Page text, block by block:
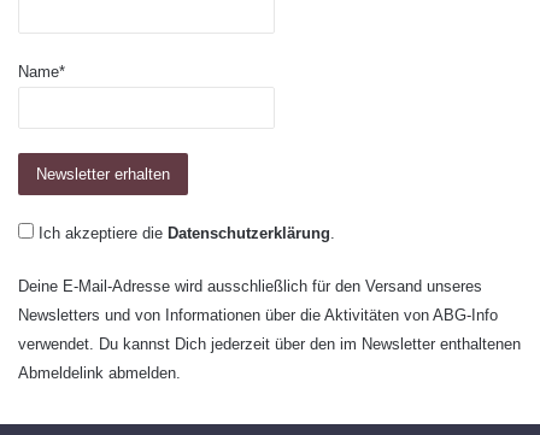
Name*
Ich akzeptiere die Datenschutzerklärung.
Deine E-Mail-Adresse wird ausschließlich für den Versand unseres
Newsletters und von Informationen über die Aktivitäten von ABG-Info
verwendet. Du kannst Dich jederzeit über den im Newsletter enthaltenen
Abmeldelink abmelden.